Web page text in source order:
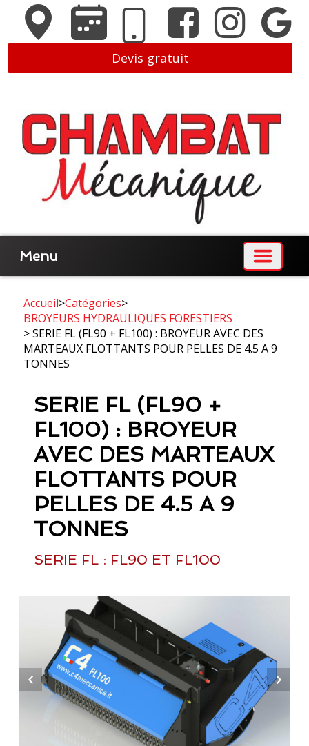
Devis gratuit
Menu
Accueil>Catégories>
BROYEURS HYDRAULIQUES FORESTIERS
> SERIE FL (FL90 + FL100) : BROYEUR AVEC DES
MARTEAUX FLOTTANTS POUR PELLES DE 4.5 A 9
TONNES
SERIE FL (FL90 +
FL100) : BROYEUR
AVEC DES MARTEAUX
FLOTTANTS POUR
PELLES DE 4.5 A 9
TONNES
SERIE FL : FL90 ET FL100